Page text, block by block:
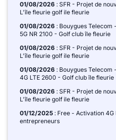
01/08/2026 : SFR - Projet de
L'île fleurie golf ile fleurie
01/08/2026 : Bouygues Telecom
5G NR 2100 - Golf club île fleurie
01/08/2026 : SFR - Projet de
L'île fleurie golf ile fleurie
01/08/2026 : Bouygues Telecom
4G LTE 2600 - Golf club île fleurie
01/08/2026 : SFR - Projet de
L'île fleurie golf ile fleurie
01/12/2025 : Free - Activation
entrepreneurs